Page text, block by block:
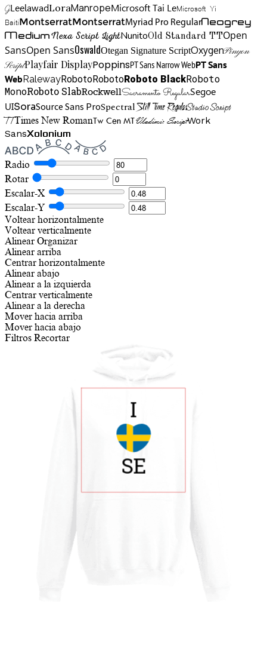
GLeelawadLoraManropeMicrosoft Tai LeMicrosoft Yi
BaitiMontserratMontserratMyriad Pro RegularNeogrey
MediumNexa Script LightNunitoOld Standard TTOpen
SansOpen SansOswaldOtegan Signature ScriptOxygenPinyon
ScriptPlayfair DisplayPoppinsPT Sans Narrow WebPT Sans
WebRalewayRobotoRobotoRoboto BlackRoboto
MonoRoboto SlabRockwellSacramento RegularSegoe
UISoraSource Sans ProSpectralStill Time RegularStudio Script
TTTimes New RomanTw Cen MTVladimir ScriptWork
SansXolonium
Radio
Rotar
Escalar-X
Escalar-Y
Voltear horizontalmente
Voltear verticalmente
Alinear Organizar
Alinear arriba
Centrar horizontalmente
Alinear abajo
Alinear a la izquierda
Centrar verticalmente
Alinear a la derecha
Mover hacia arriba
Mover hacia abajo
Filtros Recortar